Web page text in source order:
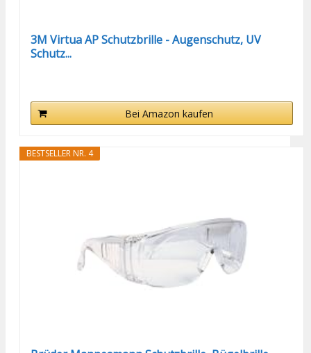
3M Virtua AP Schutzbrille - Augenschutz, UV
Schutz...
Bei Amazon kaufen
BESTSELLER NR. 4